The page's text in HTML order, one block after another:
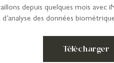
depuis quelques mois avec
des données
Télécharger